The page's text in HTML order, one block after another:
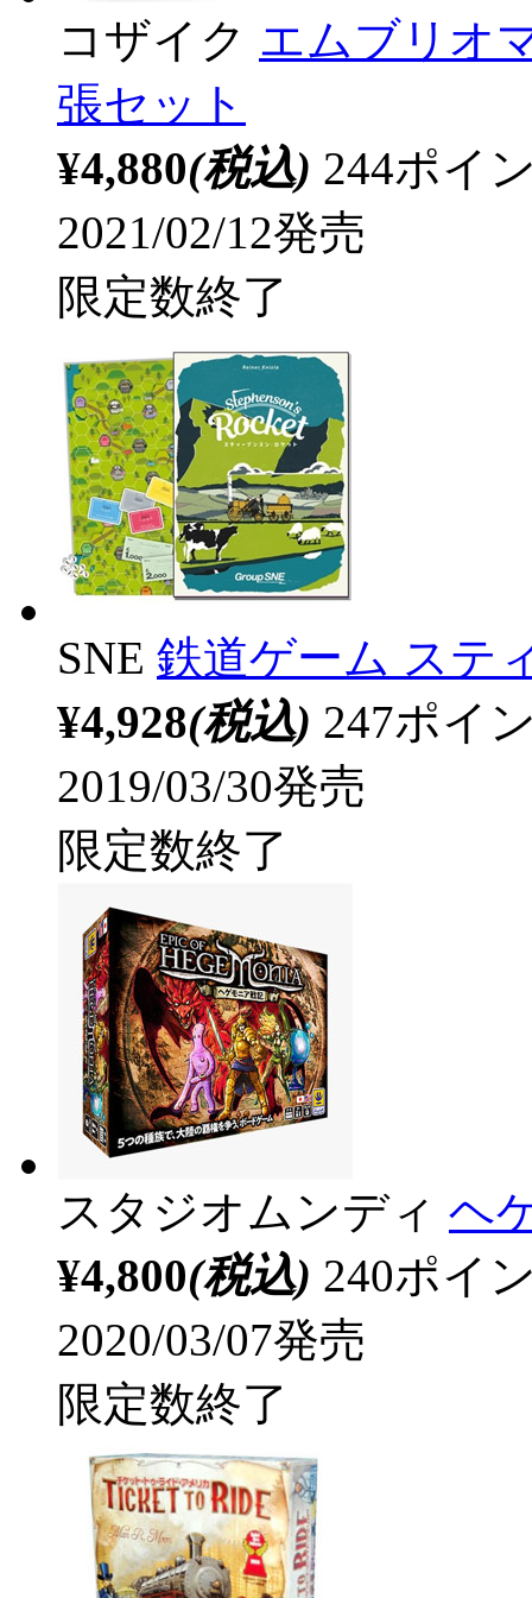
コザイク エムブリオ
張セット
¥4,880(税込) 244ポイ
2021/02/12発売
限定数終了
SNE 鉄道ゲーム ステ
¥4,928(税込) 247ポイ
2019/03/30発売
限定数終了
スタジオムンディ ヘ
¥4,800(税込) 240ポイ
2020/03/07発売
限定数終了